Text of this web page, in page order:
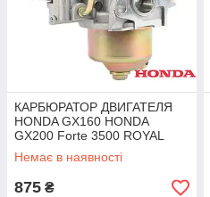
КАРБЮРАТОР ДВИГАТЕЛЯ
HONDA GX160 HONDA
GX200 Forte 3500 ROYAL
EINHELL BM 51 для
газонокосилок AL-KO A-B742
Немає в наявності
875 ₴